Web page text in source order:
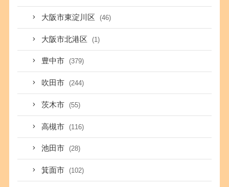
大阪市東淀川区 (46)
大阪市北港区 (1)
豊中市 (379)
吹田市 (244)
茨木市 (55)
高槻市 (116)
池田市 (28)
箕面市 (102)